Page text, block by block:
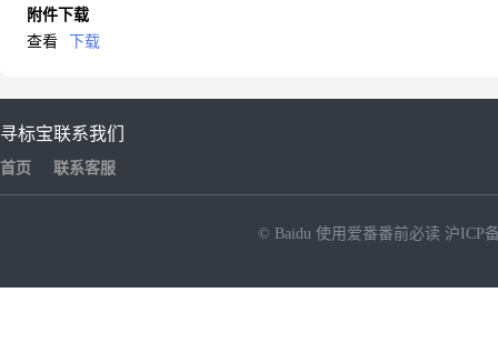
附件下载
查看
下载
寻标宝
首页
联系我们
联系客服
© Baidu 使用爱番番前必读 沪ICP